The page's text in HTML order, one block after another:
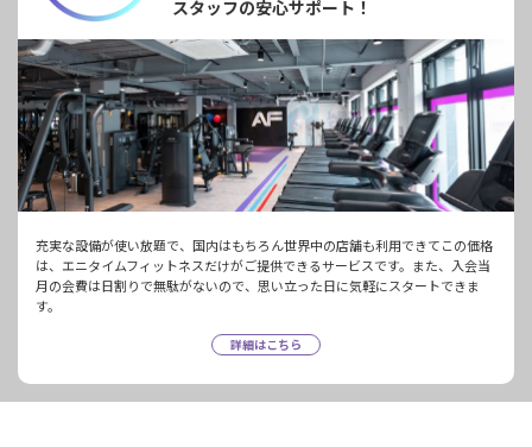
スタッフの安心サポート！
充実な設備が使い放題で、国内はもちろん世界中の店舗も利用できてこの価格
は、エニタイムフィットネスだけがご提供できるサービスです。また、入会当
月の会費は日割りで無駄がないので、思い立った日に気軽にスタートできま
す。
詳細はこちら